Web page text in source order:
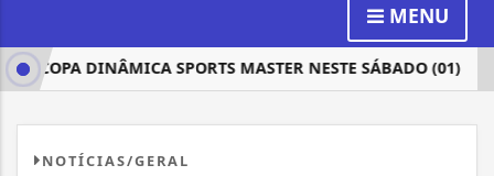
MENU
DINÂMICA SPORTS MASTER NESTE SÁBADO (01)
NOTÍCIAS/GERAL